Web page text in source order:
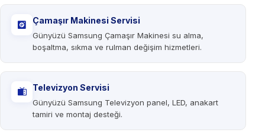
Çamaşır Makinesi Servisi
Günyüzü Samsung Çamaşır Makinesi su alma,
boşaltma, sıkma ve rulman değişim hizmetleri.
Televizyon Servisi
Günyüzü Samsung Televizyon panel, LED, anakart
tamiri ve montaj desteği.